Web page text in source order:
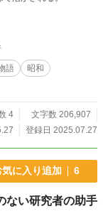
語
昭和
4
文字数 206,907
登録日 2025.07.27
気に入り追加 6
ない研究者の助手